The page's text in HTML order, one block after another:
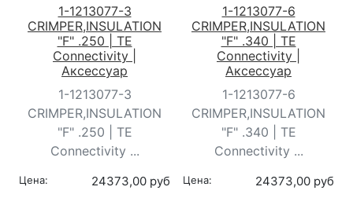
1-1213077-3
CRIMPER,INSULATION
"F" .250 | TE
Connectivity |
Аксессуар
1-1213077-3
CRIMPER,INSULATION
"F" .250 | TE
Connectivity ...
Цена: 24373,00 руб
1-1213077-6
CRIMPER,INSULATION
"F" .340 | TE
Connectivity |
Аксессуар
1-1213077-6
CRIMPER,INSULATION
"F" .340 | TE
Connectivity ...
Цена: 24373,00 руб